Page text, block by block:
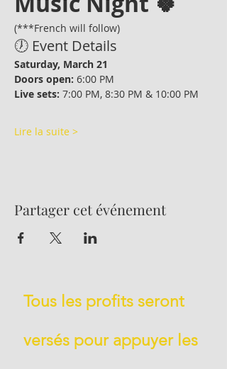
(***French will follow)
🕖 Event Details
Saturday, March 21
Doors open: 6:00 PM
Live sets: 7:00 PM, 8:30 PM & 10:00 PM
Lire la suite >
Partager cet événement
Tous les profits seront
versés pour appuyer les